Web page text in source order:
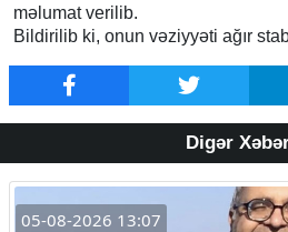
məlumat verilib.
Bildirilib ki, onun vəziyyəti ağır
Digər
05-08-2026 13:07